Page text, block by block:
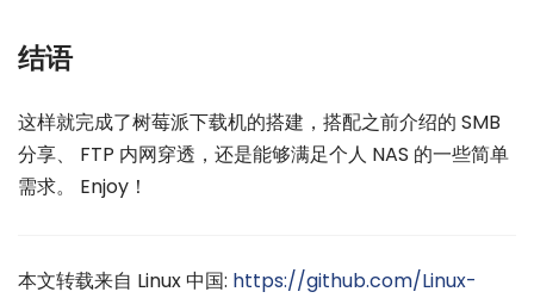
结语
这样就完成了树莓派下载机的搭建，搭配之前介绍的 SMB
分享、 FTP 内网穿透，还是能够满足个人 NAS 的一些简单
需求。 Enjoy！
本文转载来自 Linux 中国: https://github.com/Linux-